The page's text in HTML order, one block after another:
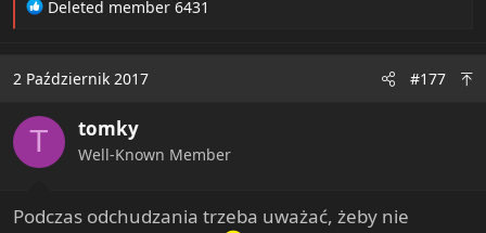
R
c
t
o
s
Deleted member 6431
2 Październik 2017 #177
T tomky
Well-Known Member
Podczas odchudzania trzeba uważać, żeby nie